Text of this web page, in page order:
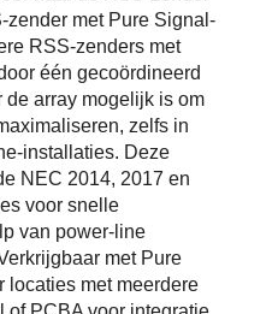
zender met Pure Signal-
RSS-zenders met
één gecoördineerd
array mogelijk is om
zelfs in
installaties. Deze
NEC 2014, 2017 en
voor snelle
van power-line
met Pure
locaties met meerdere